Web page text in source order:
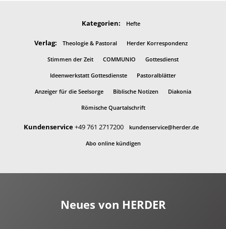
Kategorien: Hefte
Verlag: Theologie & Pastoral Herder Korrespondenz
Stimmen der Zeit COMMUNIO Gottesdienst
Ideenwerkstatt Gottesdienste Pastoralblätter
Anzeiger für die Seelsorge Biblische Notizen Diakonia
Römische Quartalschrift
Kundenservice+49 761 2717200 kundenservice@herder.de
Abo online kündigen
Neues von HERDER